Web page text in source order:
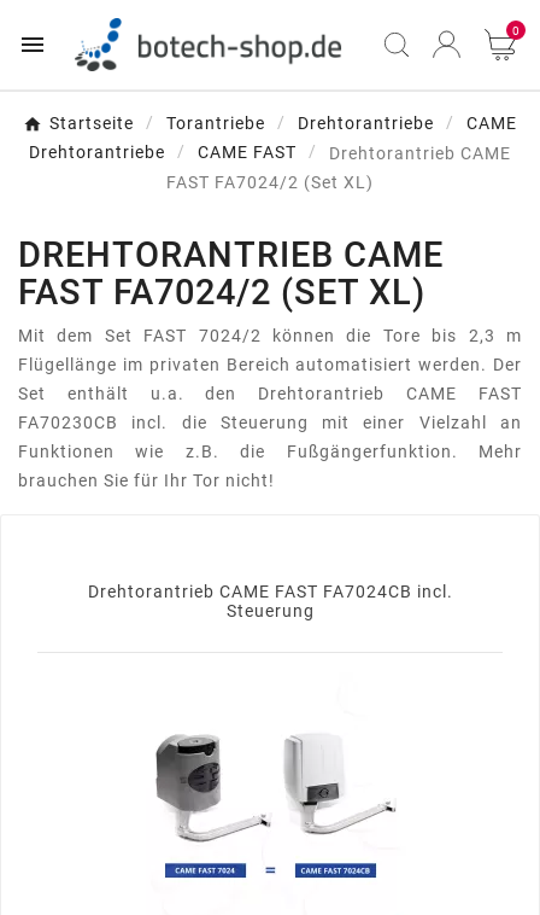
 0
Startseite Torantriebe Drehtorantriebe
CAME
Drehtorantriebe
CAME FAST
Drehtorantrieb CAME
FAST FA7024/2 (Set XL)
DREHTORANTRIEB CAME
FAST FA7024/2 (SET XL)
Mit dem Set FAST 7024/2 können die Tore bis 2,3 m
Flügellänge im privaten Bereich automatisiert werden. Der
Set enthält u.a. den Drehtorantrieb CAME FAST
FA70230CB incl. die Steuerung mit einer Vielzahl an
Funktionen wie z.B. die Fußgängerfunktion. Mehr
brauchen Sie für Ihr Tor nicht!
Drehtorantrieb CAME FAST FA7024CB incl.
Steuerung